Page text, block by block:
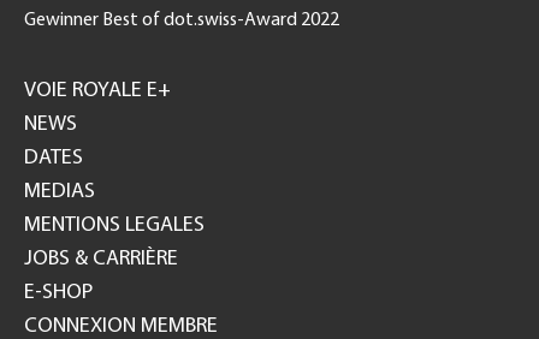
Gewinner Best of dot.swiss-Award 2022
GH
VOIE ROYALE E+
NEWS
DATES
MEDIAS
MENTIONS LEGALES
JOBS & CARRIÈRE
E-SHOP
CONNEXION MEMBRE